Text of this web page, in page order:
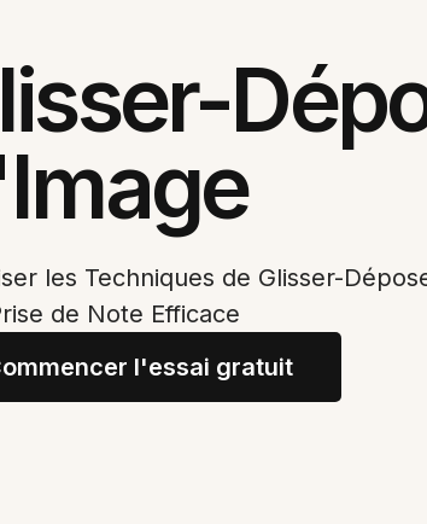
les Techniques de Glisser-
de Note Efficace
l'essai gratuit